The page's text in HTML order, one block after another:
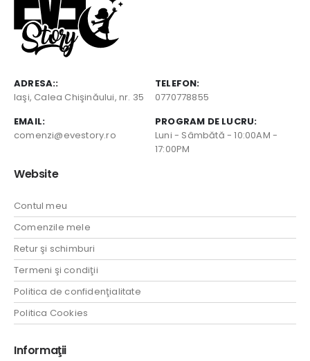
ADRESA::
Iaşi, Calea Chişinăului, nr. 35
TELEFON:
0770778855
EMAIL:
comenzi@evestory.ro
PROGRAM DE LUCRU:
Luni - Sâmbătă - 10:00AM -
17:00PM
Website
Contul meu
Comenzile mele
Retur şi schimburi
Termeni şi condiţii
Politica de confidenţialitate
Politica Cookies
Informaţii